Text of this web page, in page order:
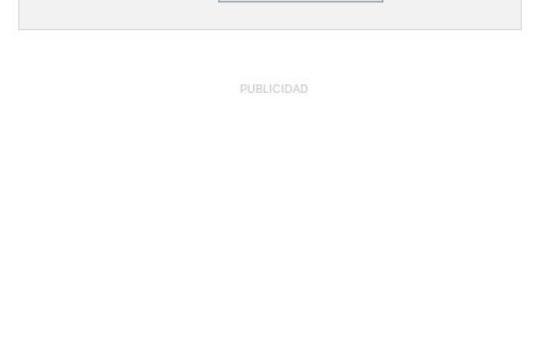
PUBLICIDAD